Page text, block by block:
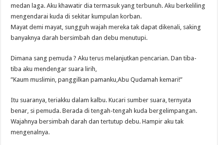
medan laga. Aku khawatir dia termasuk yang terbunuh. Aku berkeliling
mengendarai kuda di sekitar kumpulan korban.
Mayat demi mayat, sungguh wajah mereka tak dapat dikenali, saking
banyaknya darah bersimbah dan debu menutupi.
Dimana sang pemuda ? Aku terus melanjutkan pencarian. Dan tiba-
tiba aku mendengar suara lirih,
”Kaum muslimin, panggilkan pamanku,Abu Qudamah kemari!”
Itu suaranya, teriakku dalam kalbu. Kucari sumber suara, ternyata
benar, si pemuda. Berada di tengah-tengah kuda bergelimpangan.
Wajahnya bersimbah darah dan tertutup debu. Hampir aku tak
mengenalnya.